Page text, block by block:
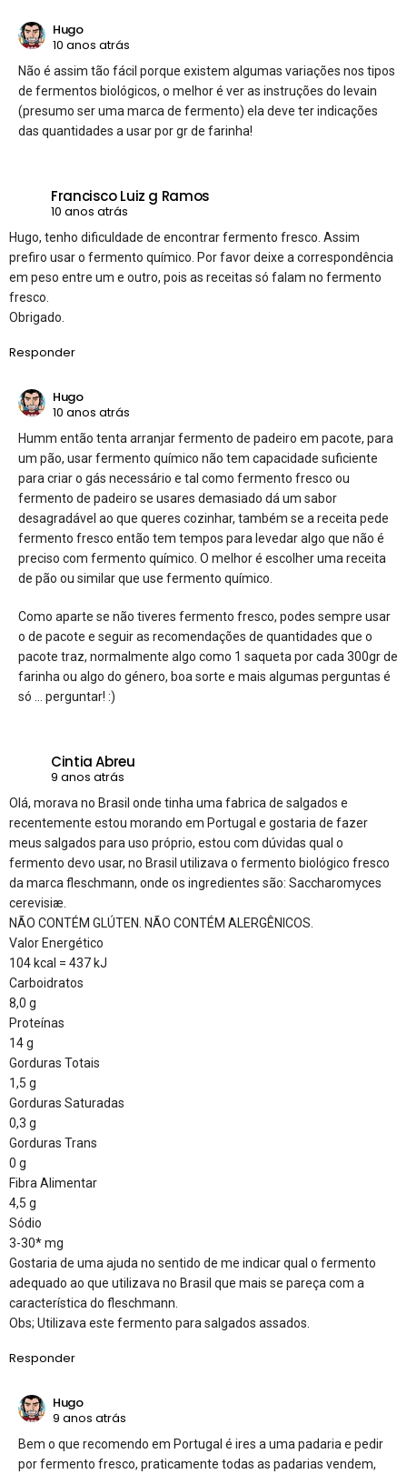
Hugo
10 anos atrás
Não é assim tão fácil porque existem algumas variações nos tipos
de fermentos biológicos, o melhor é ver as instruções do levain
(presumo ser uma marca de fermento) ela deve ter indicações
das quantidades a usar por gr de farinha!
Francisco Luiz g Ramos
10 anos atrás
Hugo, tenho dificuldade de encontrar fermento fresco. Assim
prefiro usar o fermento químico. Por favor deixe a correspondência
em peso entre um e outro, pois as receitas só falam no fermento
fresco.
Obrigado.
Responder
Hugo
10 anos atrás
Humm então tenta arranjar fermento de padeiro em pacote, para
um pão, usar fermento químico não tem capacidade suficiente
para criar o gás necessário e tal como fermento fresco ou
fermento de padeiro se usares demasiado dá um sabor
desagradável ao que queres cozinhar, também se a receita pede
fermento fresco então tem tempos para levedar algo que não é
preciso com fermento químico. O melhor é escolher uma receita
de pão ou similar que use fermento químico.
Como aparte se não tiveres fermento fresco, podes sempre usar
o de pacote e seguir as recomendações de quantidades que o
pacote traz, normalmente algo como 1 saqueta por cada 300gr de
farinha ou algo do género, boa sorte e mais algumas perguntas é
só … perguntar! :)
Cintia Abreu
9 anos atrás
Olá, morava no Brasil onde tinha uma fabrica de salgados e
recentemente estou morando em Portugal e gostaria de fazer
meus salgados para uso próprio, estou com dúvidas qual o
fermento devo usar, no Brasil utilizava o fermento biológico fresco
da marca fleschmann, onde os ingredientes são: Saccharomyces
cerevisiæ.
NÃO CONTÉM GLÚTEN. NÃO CONTÉM ALERGÊNICOS.
Valor Energético
104 kcal = 437 kJ
Carboidratos
8,0 g
Proteínas
14 g
Gorduras Totais
1,5 g
Gorduras Saturadas
0,3 g
Gorduras Trans
0 g
Fibra Alimentar
4,5 g
Sódio
3-30* mg
Gostaria de uma ajuda no sentido de me indicar qual o fermento
adequado ao que utilizava no Brasil que mais se pareça com a
característica do fleschmann.
Obs; Utilizava este fermento para salgados assados.
Responder
Hugo
9 anos atrás
Bem o que recomendo em Portugal é ires a uma padaria e pedir
por fermento fresco, praticamente todas as padarias vendem,